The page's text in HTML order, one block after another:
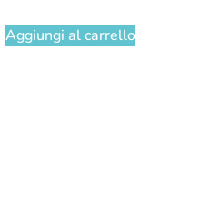
Aggiungi al carrello